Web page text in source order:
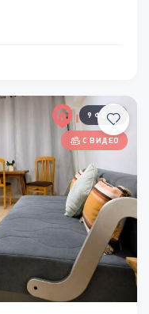
9 ФОТО
С ВИДЕО